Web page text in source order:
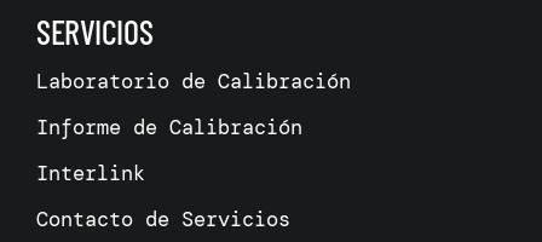
SERVICIOS
Laboratorio de Calibración
Informe de Calibración
Interlink
Contacto de Servicios